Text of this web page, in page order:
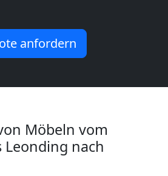
anfordern
Möbeln vom
Leonding nach